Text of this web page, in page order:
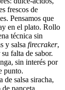
frescos de
Pensamos que
en el plato. Rollo
técnica sin
y salsa firecraker,
falta de sabor.
sin interés por
punto.
salsa siracha,
panceta